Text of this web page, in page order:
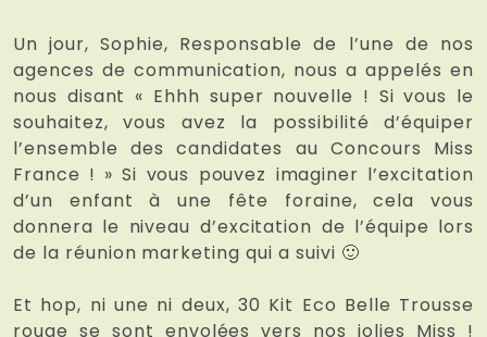
Un jour, Sophie, Responsable de l’une de nos
agences de communication, nous a appelés en
nous disant « Ehhh super nouvelle ! Si vous le
souhaitez, vous avez la possibilité d’équiper
l’ensemble des candidates au Concours Miss
France ! » Si vous pouvez imaginer l’excitation
d’un enfant à une fête foraine, cela vous
donnera le niveau d’excitation de l’équipe lors
de la réunion marketing qui a suivi 🙂
Et hop, ni une ni deux, 30 Kit Eco Belle Trousse
rouge se sont envolées vers nos jolies Miss !